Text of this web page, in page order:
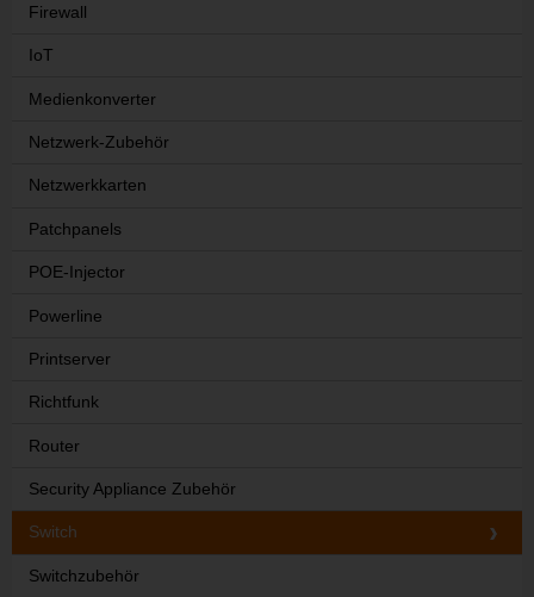
Firewall
IoT
Medienkonverter
Netzwerk-Zubehör
Netzwerkkarten
Patchpanels
POE-Injector
Powerline
Printserver
Richtfunk
Router
Security Appliance Zubehör
Switch
Switchzubehör